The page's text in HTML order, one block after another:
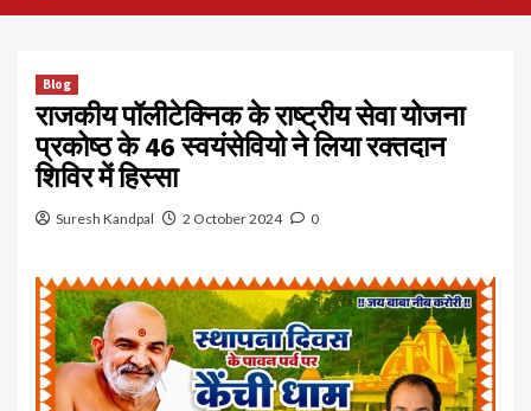
Blog
राजकीय पॉलीटेक्निक के राष्ट्रीय सेवा योजना
प्रकोष्ठ के 46 स्वयंसेवियो ने लिया रक्तदान
शिविर में हिस्सा
Suresh Kandpal 2 October 2024 0